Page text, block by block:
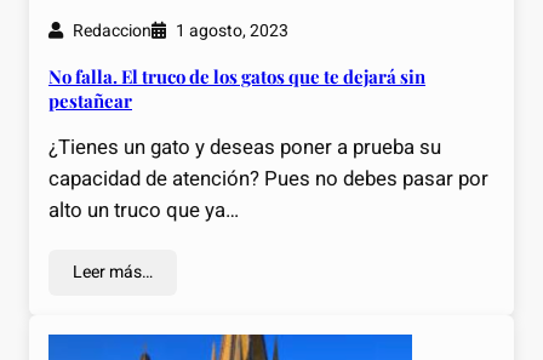
Redaccion 1 agosto, 2023
No falla. El truco de los gatos que te dejará sin
pestañear
¿Tienes un gato y deseas poner a prueba su
capacidad de atención? Pues no debes pasar por
alto un truco que ya…
Leer más…